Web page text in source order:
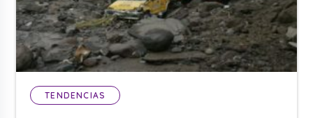
TENDENCIAS